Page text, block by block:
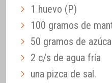
1 huevo (P)
100 gramos de
50 gramos de
2 c/s de agua fría
una pizca de sal.